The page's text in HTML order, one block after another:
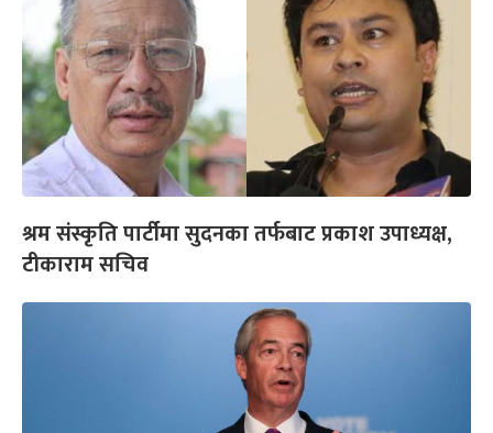
श्रम संस्कृति पार्टीमा सुदनका तर्फबाट प्रकाश उपाध्यक्ष,
टीकाराम सचिव